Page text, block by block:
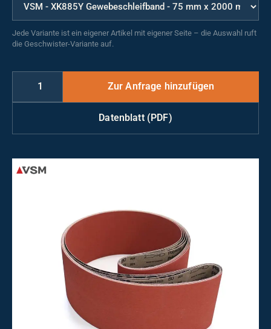
Jede Variante ist ein eigener Artikel mit eigener Seite – die Auswahl ruft
die Geschwister-Variante auf.
Datenblatt (PDF)